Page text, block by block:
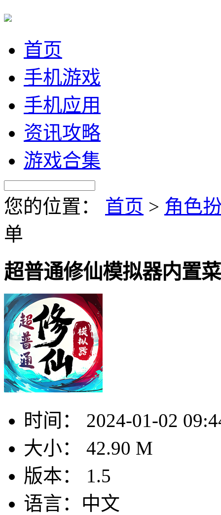
首页
手机游戏
手机应用
资讯攻略
游戏合集
您的位置： 首页 > 角色
单
超普通修仙模拟器内置
时间：
2024-01-02
大小：
42.90 M
版本：
1.5
语言： 中文